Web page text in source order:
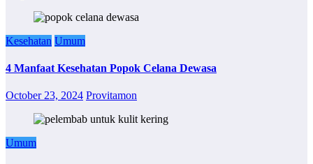
Kesehatan Umum
4 Manfaat Kesehatan Popok Celana Dewasa
October 23, 2024 Provitamon
Umum